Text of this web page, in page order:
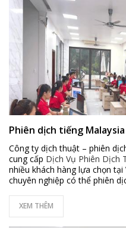
Phiên dịch tiếng
Công ty dịch thuật – phiên
cung cấp Dịch Vụ Phiên Dịch
nhiều khách hàng lựa chọn
chuyên nghiệp có thể phiên
XEM THÊM